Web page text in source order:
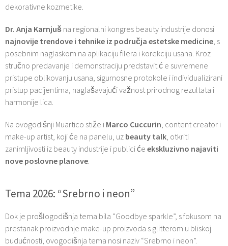
dekorativne kozmetike.
Dr. Anja Karnjuš na regionalni kongres beauty industrije donosi
najnovije trendove i tehnike iz područja estetske medicine , s
posebnim naglaskom na aplikaciju filera i korekciju usana. Kroz
stručno predavanje i demonstraciju predstavit ć e suvremene
pristupe oblikovanju usana, sigurnosne protokole i individualizirani
pristup pacijentima, naglašavajući važnost prirodnog rezultata i
harmonije lica.
Na ovogodišnji Muartico stiže i Marco Cuccurin , content creator i
make-up artist, koji će na panelu, uz beauty talk , otkriti
zanimljivosti iz beauty industrije i publici će ekskluzivno najaviti
nove poslovne planove
Tema 2026: “Srebrno i neon”
Dok je prošlogodišnja tema bila “Goodbye sparkle”, s fokusom na
prestanak proizvodnje make-up proizvoda s glitterom u bliskoj
budućnosti, ovogodišnja tema nosi naziv “Srebrno i neon”.